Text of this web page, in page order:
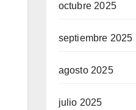
octubre 2025
septiembre 2025
agosto 2025
julio 2025